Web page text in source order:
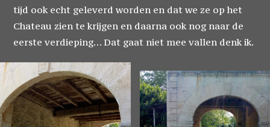
tijd ook echt geleverd worden en dat we ze op het
Chateau zien te krijgen en daarna ook nog naar de
eerste verdieping… Dat gaat niet mee vallen denk ik.